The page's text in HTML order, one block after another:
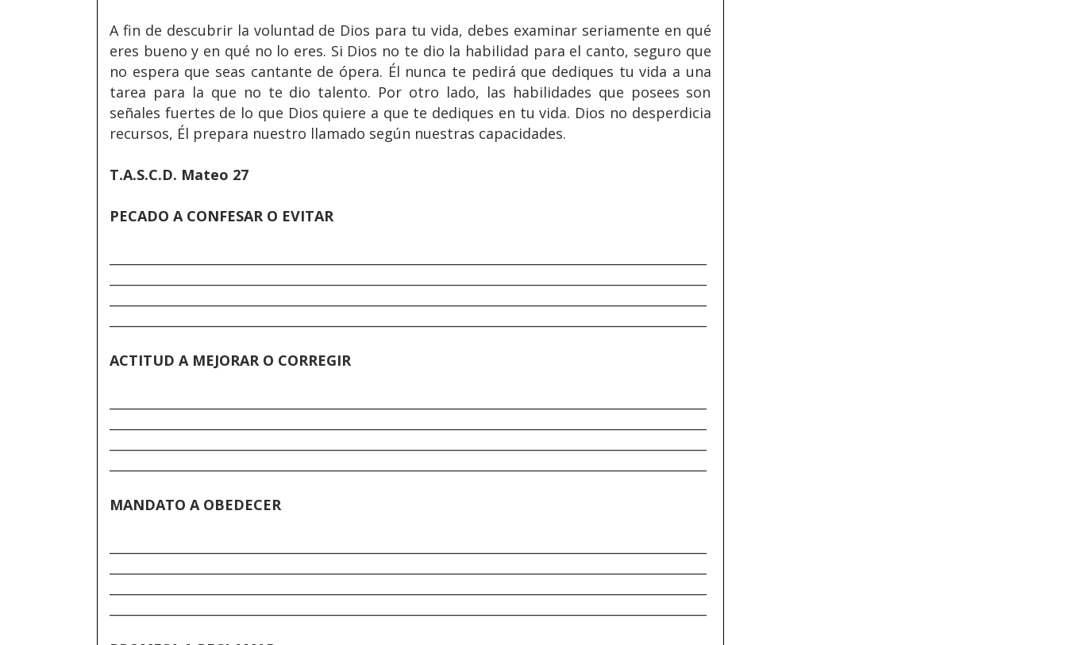
A fin de descubrir la voluntad de Dios para tu vida, debes examinar seriamente en qué
eres bueno y en qué no lo eres. Si Dios no te dio la habilidad para el canto, seguro que
no espera que seas cantante de ópera. Él nunca te pedirá que dediques tu vida a una
tarea para la que no te dio talento. Por otro lado, las habilidades que posees son
señales fuertes de lo que Dios quiere a que te dediques en tu vida. Dios no desperdicia
recursos, Él prepara nuestro llamado según nuestras capacidades.
T.A.S.C.D. Mateo 27
PECADO A CONFESAR O EVITAR
ACTITUD A MEJORAR O CORREGIR
MANDATO A OBEDECER